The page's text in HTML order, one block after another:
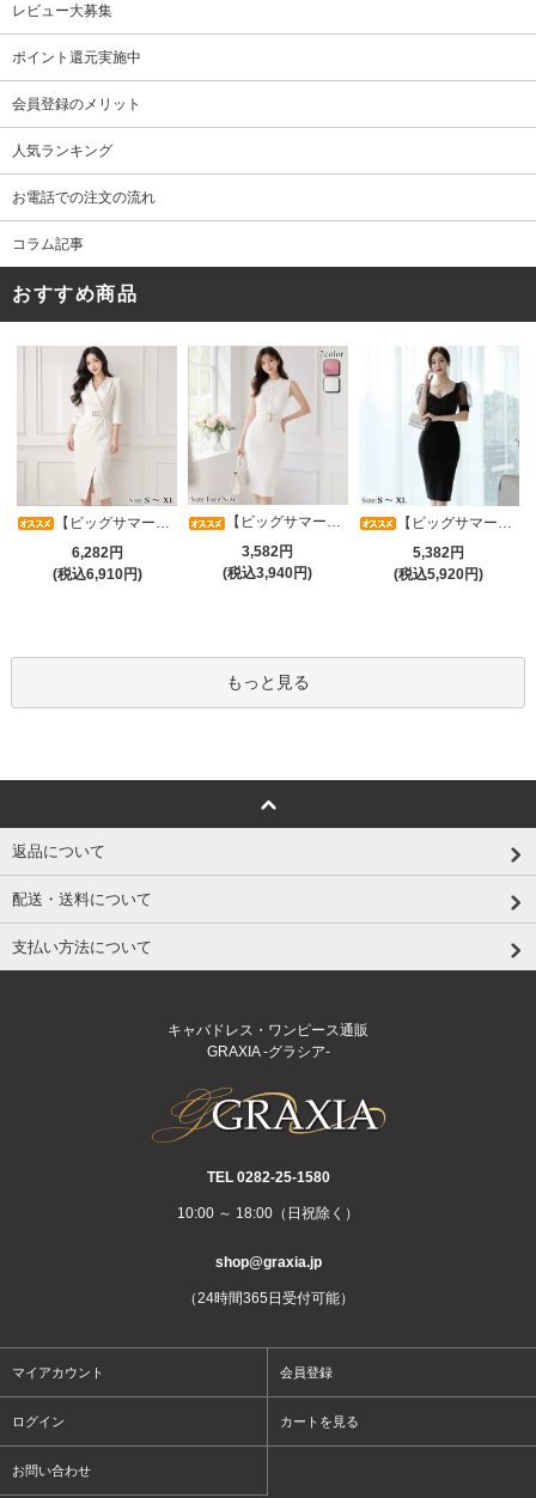
レビュー大募集
ポイント還元実施中
会員登録のメリット
人気ランキング
お電話での注文の流れ
コラム記事
おすすめ商品
【ビッグサマーセール対象品】アシメカシュクール7分袖ワンピース(キャバドレス・CABARETDRESS)
6,282円
(税込6,910円)
【ビッグサマーセール対象品】タイトなボディラインが引き立つニットワンピース(キャバドレス・CABARETDRESS)
3,582円
(税込3,940円)
【ビッグサマーセール対象品】光沢シアースリーブが軽やかなカシュクールVネックドレープミディドレス(キャバドレス・CABARETDRESS)
5,382円
(税込5,920円)
もっと見る
返品について
配送・送料について
支払い方法について
キャバドレス・ワンピース通販
GRAXIA -グラシア-
TEL 0282‐25‐1580
10:00 ～ 18:00（日祝除く）
shop@graxia.jp
（24時間365日受付可能）
マイアカウント 会員登録
ログイン カートを見る
お問い合わせ